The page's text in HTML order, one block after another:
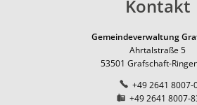
Kontakt
Gemeindeverwaltung
Ahrtalstraße 5
53501 Grafschaft-
+49 2641 8007-
+49 2641 8007-